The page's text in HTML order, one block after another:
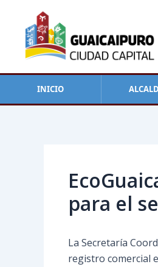
INICIO
contenido
para el
La Secretaría
registro comercial